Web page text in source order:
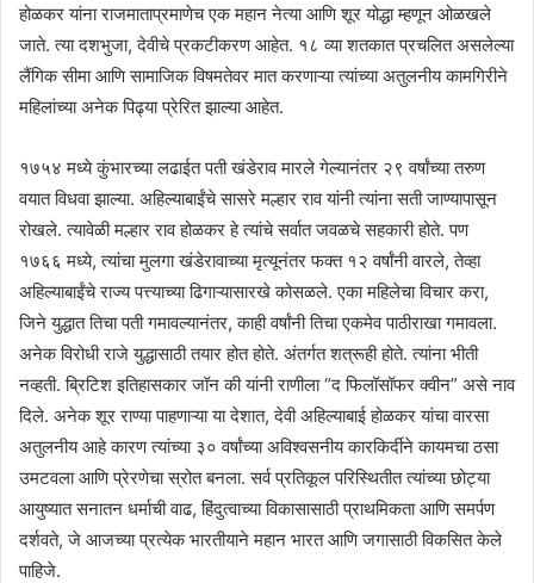
होळकर यांना राजमाताप्रमाणेच एक महान नेत्या आणि शूर योद्धा म्हणून ओळखले
जाते. त्या दशभुजा, देवीचे प्रकटीकरण आहेत. १८ व्या शतकात प्रचलित असलेल्या
लैंगिक सीमा आणि सामाजिक विषमतेवर मात करणाऱ्या त्यांच्या अतुलनीय कामगिरीने
महिलांच्या अनेक पिढ्या प्रेरित झाल्या आहेत.
१७५४ मध्ये कुंभारच्या लढाईत पती खंडेराव मारले गेल्यानंतर २९ वर्षांच्या तरुण
वयात विधवा झाल्या. अहिल्याबाईंचे सासरे मल्हार राव यांनी त्यांना सती जाण्यापासून
रोखले. त्यावेळी मल्हार राव होळकर हे त्यांचे सर्वात जवळचे सहकारी होते. पण
१७६६ मध्ये, त्यांचा मुलगा खंडेरावाच्या मृत्यूनंतर फक्त १२ वर्षांनी वारले, तेव्हा
अहिल्याबाईंचे राज्य पत्त्याच्या ढिगाऱ्यासारखे कोसळले. एका महिलेचा विचार करा,
जिने युद्धात तिचा पती गमावल्यानंतर, काही वर्षांनी तिचा एकमेव पाठीराखा गमावला.
अनेक विरोधी राजे युद्धासाठी तयार होत होते. अंतर्गत शत्रूही होते. त्यांना भीती
नव्हती. ब्रिटिश इतिहासकार जॉन की यांनी राणीला “द फिलॉसॉफर क्वीन” असे नाव
दिले. अनेक शूर राण्या पाहणाऱ्या या देशात, देवी अहिल्याबाई होळकर यांचा वारसा
अतुलनीय आहे कारण त्यांच्या ३० वर्षांच्या अविश्वसनीय कारकिर्दीने कायमचा ठसा
उमटवला आणि प्रेरणेचा स्रोत बनला. सर्व प्रतिकूल परिस्थितीत त्यांच्या छोट्या
आयुष्यात सनातन धर्माची वाढ, हिंदुत्वाच्या विकासासाठी प्राथमिकता आणि समर्पण
दर्शवते, जे आजच्या प्रत्येक भारतीयाने महान भारत आणि जगासाठी विकसित केले
पाहिजे.